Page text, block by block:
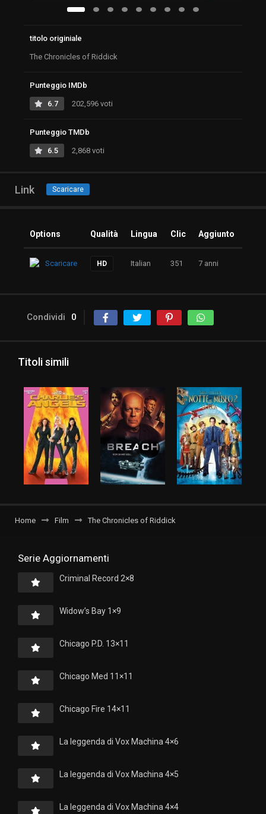
titolo originiale
The Chronicles of Riddick
Punteggio IMDb
6.7 202,596 voti
Punteggio TMDb
6.5 2,868 voti
Link Scaricare
Options Qualità Lingua Clic Aggiunto
Scaricare HD Italian 351 7 anni
Condividi 0
Titoli simili
Home Film The Chronicles of Riddick
Serie Aggiornamenti
Criminal Record 2×8
Widow’s Bay 1×9
Chicago P.D. 13×11
Chicago Med 11×11
Chicago Fire 14×11
La leggenda di Vox Machina 4×6
La leggenda di Vox Machina 4×5
La leggenda di Vox Machina 4×4